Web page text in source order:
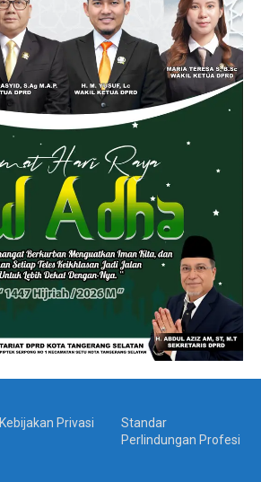
Kebijakan Privasi
Standar
Perlindungan Profesi